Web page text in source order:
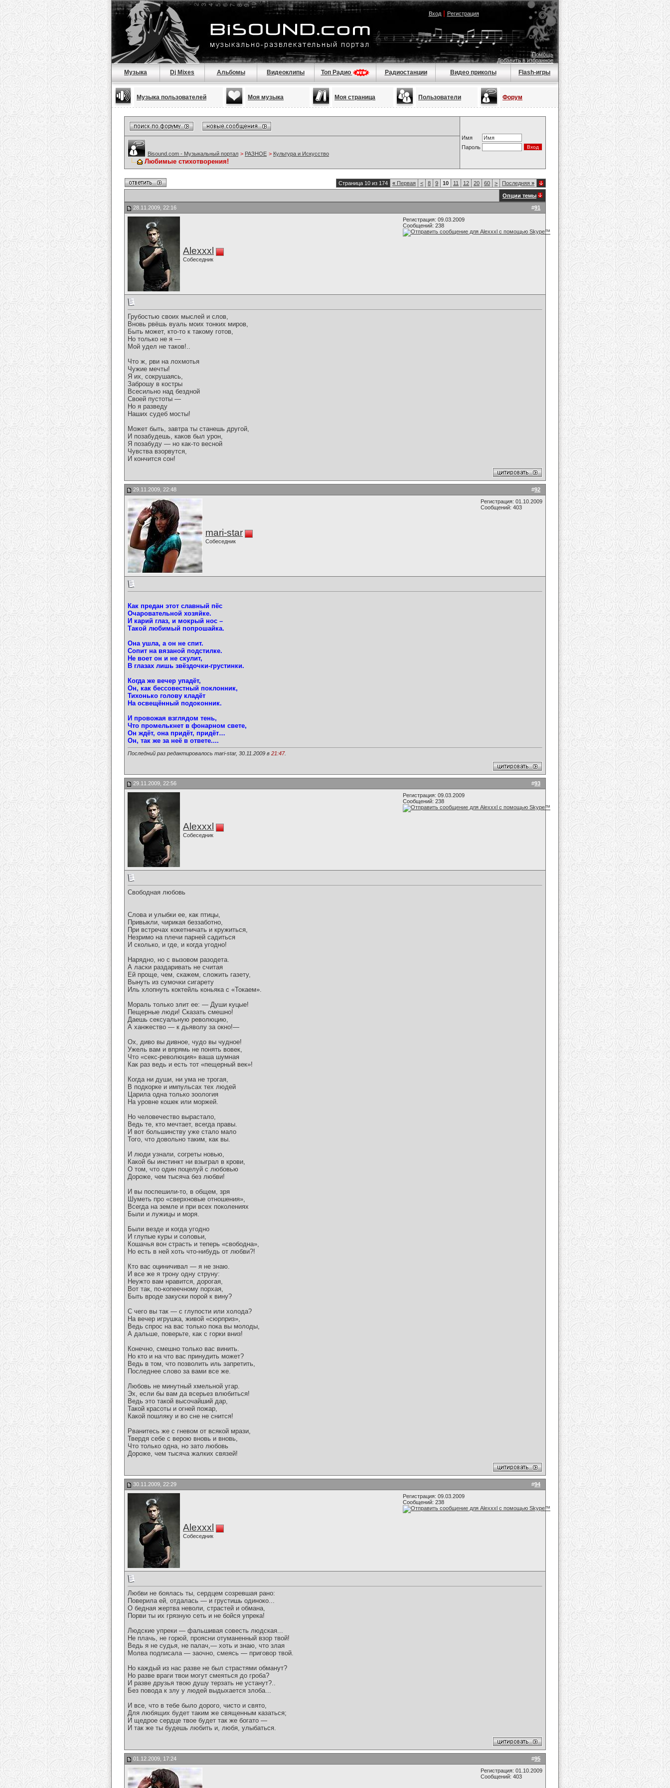
Вход| Регистрация
Помощь
Добавить в избранное
Музыка Dj Mixes Альбомы Видеоклипы Топ Радио Радиостанции Видео приколы Flash-игры
Музыка пользователей Моя музыка Моя страница Пользователи Форум
Имя
Пароль
Bisound.com - Музыкальный портал > РАЗНОЕ > Культура и Искусство
Любимые стихотворения!
Страница 10 из 174 « Первая < 8 9 10 11 12 20 60 > Последняя »
Опции темы
#91
28.11.2009, 22:16
Alexxxl
Собеседник
Регистрация: 09.03.2009
Сообщений: 238
Грубостью своих мыслей и слов,
Вновь рвёшь вуаль моих тонких миров,
Быть может, кто-то к такому готов,
Но только не я —
Мой удел не таков!..
Что ж, рви на лохмотья
Чужие мечты!
Я их, сокрушаясь,
Заброшу в костры
Всесильно над бездной
Своей пустоты —
Но я разведу
Наших судеб мосты!
Может быть, завтра ты станешь другой,
И позабудешь, каков был урон,
Я позабуду — но как-то весной
Чувства взорвутся,
И кончится сон!
#92
29.11.2009, 22:48
mari-star
Собеседник
Регистрация: 01.10.2009
Сообщений: 403
Как предан этот славный пёс
Очаровательной хозяйке.
И карий глаз, и мокрый нос –
Такой любимый попрошайка.
Она ушла, а он не спит.
Сопит на вязаной подстилке.
Не воет он и не скулит,
В глазах лишь звёздочки-грустинки.​
Когда же вечер упадёт,
Он, как бессовестный поклонник,
Тихонько голову кладёт
На освещённый подоконник.
И провожая взглядом тень,
Что промелькнет в фонарном свете,
Он ждёт, она придёт, придёт…
Он, так же за неё в ответе....
Последний раз редактировалось mari-star, 30.11.2009 в 21:47.
#93
29.11.2009, 22:56
Alexxxl
Собеседник
Регистрация: 09.03.2009
Сообщений: 238
Свободная любовь
Слова и улыбки ее, как птицы,
Привыкли, чирикая беззаботно,
При встречах кокетничать и кружиться,
Незримо на плечи парней садиться
И сколько, и где, и когда угодно!
Нарядно, но с вызовом разодета.
А ласки раздаривать не считая
Ей проще, чем, скажем, сложить газету,
Вынуть из сумочки сигарету
Иль хлопнуть коктейль коньяка с «Токаем».
Мораль только злит ее: — Души куцые!
Пещерные люди! Сказать смешно!
Даешь сексуальную революцию,
А ханжество — к дьяволу за окно!—
Ох, диво вы дивное, чудо вы чудное!
Ужель вам и впрямь не понять вовек,
Что «секс-революция» ваша шумная
Как раз ведь и есть тот «пещерный век»!
Когда ни души, ни ума не трогая,
В подкорке и импульсах тех людей
Царила одна только зоология
На уровне кошек или моржей.
Но человечество вырастало,
Ведь те, кто мечтает, всегда правы.
И вот большинству уже стало мало
Того, что довольно таким, как вы.
И люди узнали, согреты новью,
Какой бы инстинкт ни взыграл в крови,
О том, что один поцелуй с любовью
Дороже, чем тысяча без любви!
И вы поспешили-то, в общем, зря
Шуметь про «сверхновые отношения»,
Всегда на земле и при всех поколениях
Были и лужицы и моря.
Были везде и когда угодно
И глупые куры и соловьи,
Кошачья вон страсть и теперь «свободна»,
Но есть в ней хоть что-нибудь от любви?!
Кто вас оциничивал — я не знаю.
И все же я трону одну струну:
Неужто вам нравится, дорогая,
Вот так, по-копеечному порхая,
Быть вроде закуски порой к вину?
С чего вы так — с глупости или холода?
На вечер игрушка, живой «сюрприз»,
Ведь спрос на вас только пока вы молоды,
А дальше, поверьте, как с горки вниз!
Конечно, смешно только вас винить.
Но кто и на что вас принудить может?
Ведь в том, что позволить иль запретить,
Последнее слово за вами все же.
Любовь не минутный хмельной угар.
Эх, если бы вам да всерьез влюбиться!
Ведь это такой высочайший дар,
Такой красоты и огней пожар,
Какой пошляку и во сне не снится!
Рванитесь же с гневом от всякой мрази,
Твердя себе с верою вновь и вновь,
Что только одна, но зато любовь
Дороже, чем тысяча жалких связей!
#94
30.11.2009, 22:29
Alexxxl
Собеседник
Регистрация: 09.03.2009
Сообщений: 238
Любви не боялась ты, сердцем созревшая рано:
Поверила ей, отдалась — и грустишь одиноко...
О бедная жертва неволи, страстей и обмана,
Порви ты их грязную сеть и не бойся упрека!
Людские упреки — фальшивая совесть людская...
Не плачь, не горюй, проясни отуманенный взор твой!
Ведь я не судья, не палач,— хоть и знаю, что злая
Молва подписала — заочно, смеясь — приговор твой.
Но каждый из нас разве не был страстями обманут?
Но разве враги твои могут смеяться до гроба?
И разве друзья твою душу терзать не устанут?..
Без повода к злу у людей выдыхается злоба...
И все, что в тебе было дорого, чисто и свято,
Для любящих будет таким же священным казаться;
И щедрое сердце твое будет так же богато —
И так же ты будешь любить и, любя, улыбаться.
#95
01.12.2009, 17:24
Регистрация: 01.10.2009
Сообщений: 403